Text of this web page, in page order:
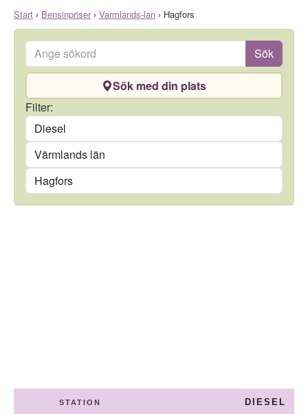
Start › Bensinpriser› Varmlands-lan › Hagfors
Ange sökord Sök
Sök med din plats
Filter:
Län
Kommun
STATION DIESEL